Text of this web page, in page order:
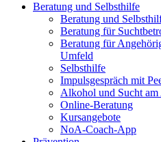
Beratung und Selbsthilfe
Beratung und
Beratung für
Beratung für
Umfeld
Selbsthilfe
Impulsgespräch mit
Alkohol und Sucht am
Online-Beratung
Kursangebote
NoA-Coach-App